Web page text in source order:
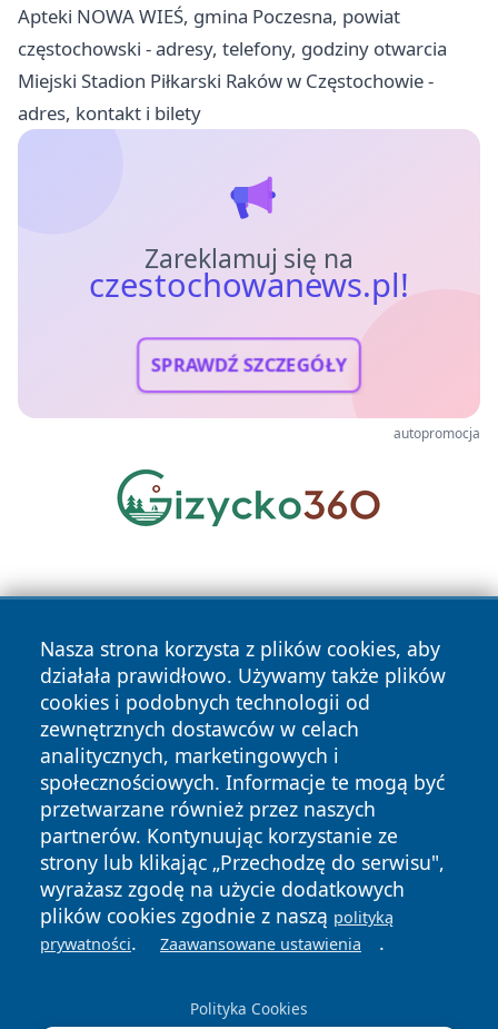
Apteki NOWA WIEŚ, gmina Poczesna, powiat
częstochowski - adresy, telefony, godziny otwarcia
Miejski Stadion Piłkarski Raków w Częstochowie -
adres, kontakt i bilety
Zareklamuj się na
czestochowanews.pl!
SPRAWDŹ SZCZEGÓŁY
autopromocja
Nasza strona korzysta z plików cookies, aby
działała prawidłowo. Używamy także plików
cookies i podobnych technologii od
zewnętrznych dostawców w celach
analitycznych, marketingowych i
społecznościowych. Informacje te mogą być
przetwarzane również przez naszych
partnerów. Kontynuując korzystanie ze
strony lub klikając „Przechodzę do serwisu",
wyrażasz zgodę na użycie dodatkowych
plików cookies zgodnie z naszą polityką
prywatności. Zaawansowane ustawienia .
Polityka Cookies
Copyright © 2026 czestochowanews.pl Wszystkie prawa
zastrzeżone.
News Autorzy
Polityka
Prywatności
Polityka
Cookies
cześć